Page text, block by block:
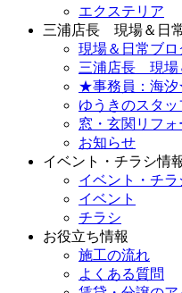
エクステリア
三浦店長 現場＆日
現場＆日常ブロ
三浦店長 現場
★事務員：海
ゆうきのスタ
窓・玄関リフォ
お知らせ
イベント・チラシ情
イベント・チ
イベント
チラシ
お役立ち情報
施工の流れ
よくある質問